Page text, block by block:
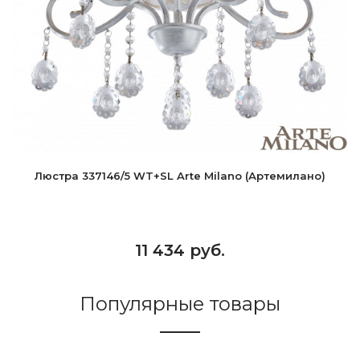
Люстра 337146/5 WT+SL Arte Milano (Артемилано)
11 434 руб.
Популярные товары